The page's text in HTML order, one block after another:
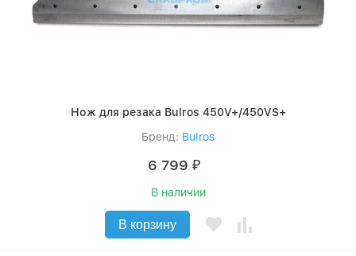
Нож для резака Bulros 450V+/450VS+
Бренд: Bulros
6 799 ₽
В наличии
В корзину